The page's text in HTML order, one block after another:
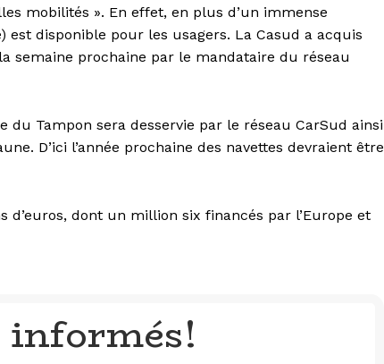
mobilités ». En effet, en plus d’un immense
est disponible pour les usagers. La Casud a acquis
semaine prochaine par le mandataire du réseau
Tampon sera desservie par le réseau CarSud ainsi
D’ici l’année prochaine des navettes devraient être
dont un million six financés par l’Europe et
informés!